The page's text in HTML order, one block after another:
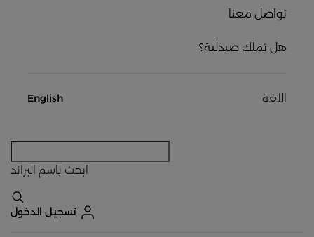
تواصل معنا
هل تملك صيدلية؟
اللغة English
ابحث باسم البراند
تسجيل الدخول